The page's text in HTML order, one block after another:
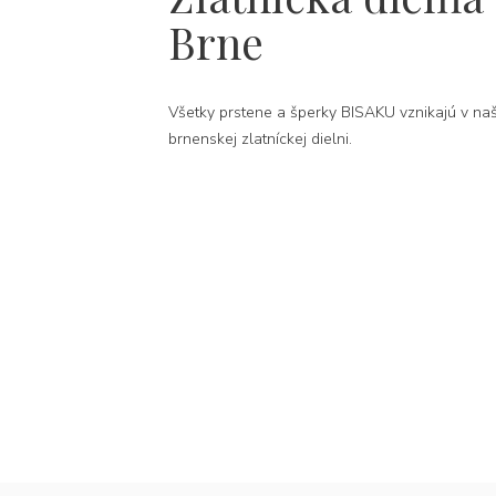
Brne
Všetky prstene a šperky BISAKU vznikajú v
brnenskej zlatníckej dielni.